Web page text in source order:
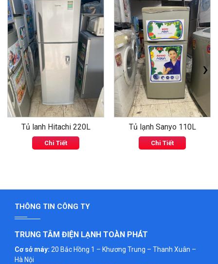
Tủ lanh Hitachi 220L
Chi Tiết
Tủ lạnh Sanyo 110L
Chi Tiết
‹ ›
THÔNG TIN CÔNG TY
TRUNG TÂM ĐIỆN LẠNH TOÀN PHÁT
Cơ sở máy: 20 Bắc Hồng 1 – Khương Trung – Thanh Xuân –
Hà Nội